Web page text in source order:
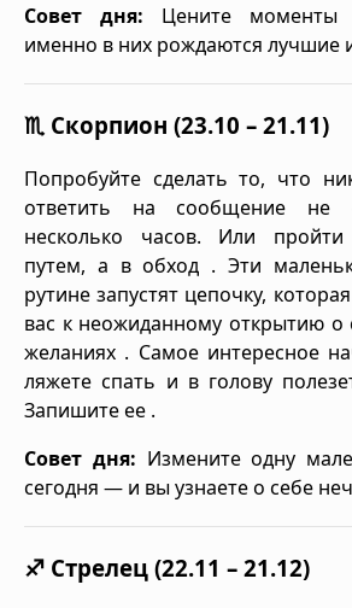
Совет дня: Цените моменты
именно в них рождаются лучшие
♏ Скорпион (23.10 – 21.11)
Попробуйте сделать то, что
ответить на сообщение не
несколько часов. Или
путем, а в обход . Эти
рутине запустят цепочку,
вас к неожиданному открытию о
желаниях . Самое интересное
ляжете спать и в голову
Запишите ее .
Совет дня: Измените одну
сегодня — и вы узнаете о себе
♐ Стрелец (22.11 – 21.12)